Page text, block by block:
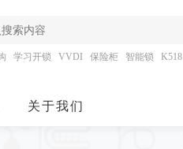
学习开锁 VVDI 保险柜 智能锁 K518
关于我们